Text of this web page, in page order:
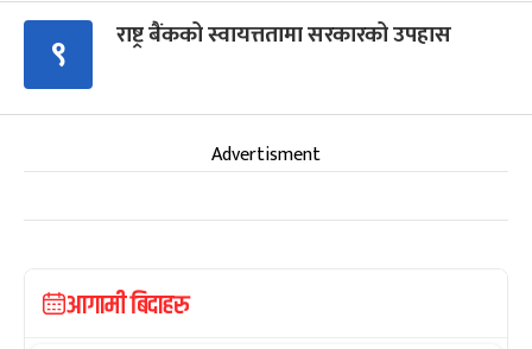
९ राष्ट्र बैंकको स्वायत्ततामा सरकारको उपहास
Advertisment
आगामी बिदाहरु